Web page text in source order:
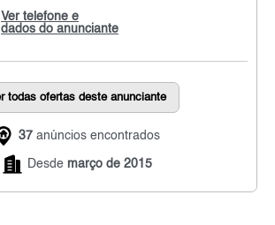
Ver telefone e
dados do anunciante
todas ofertas deste anunciante
37 anúncios encontrados
Desde março de 2015